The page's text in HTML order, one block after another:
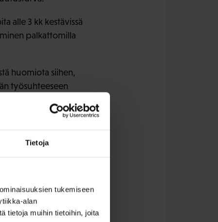
Tietoja
tukemiseen
alan
tietoja muihin tietoihin, joita
alle 3 kk kestävissä
palkattomilla
huomiota siihen,
työsuhteeseen
ei voi kyseisissä
järjestettävän
tarvetta